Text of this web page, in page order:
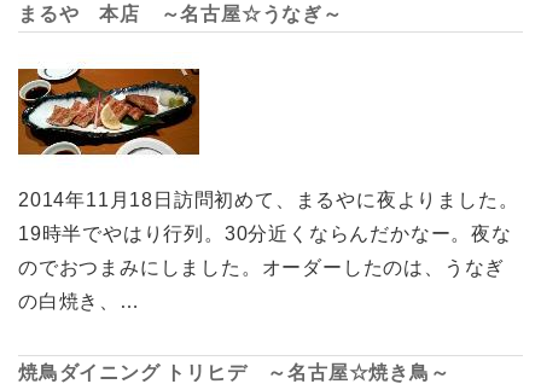
まるや 本店 ～名古屋☆うなぎ～
2014年11月18日訪問初めて、まるやに夜よりました。
19時半でやはり行列。30分近くならんだかなー。夜な
のでおつまみにしました。オーダーしたのは、うなぎ
の白焼き、…
焼鳥ダイニング トリヒデ ～名古屋☆焼き鳥～